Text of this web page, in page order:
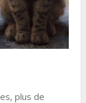
plus de